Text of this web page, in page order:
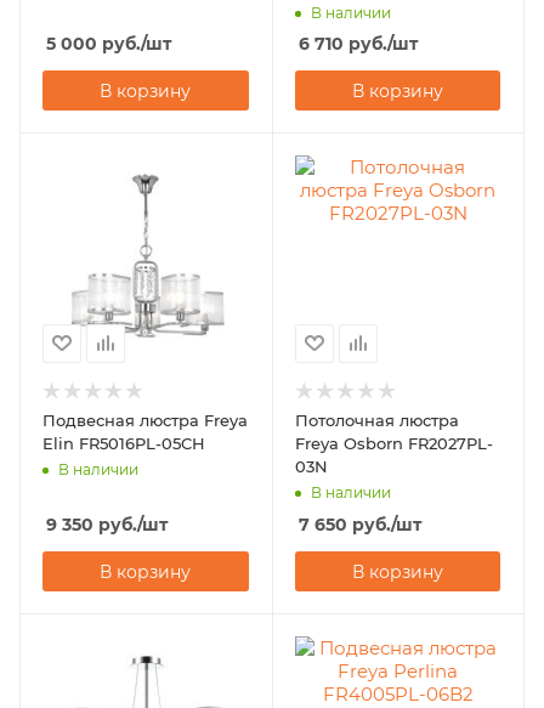
5 000 руб./шт
В корзину
В наличии
6 710 руб./шт
В корзину
Подвесная люстра Freya
Elin FR5016PL-05CH
В наличии
9 350 руб./шт
В корзину
Потолочная люстра
Freya Osborn FR2027PL-
03N
В наличии
7 650 руб./шт
В корзину